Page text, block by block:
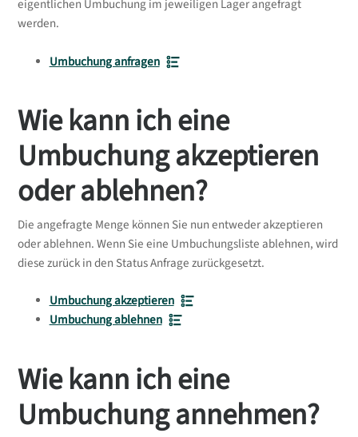
eigentlichen Umbuchung im jeweiligen Lager angefragt
werden.
Umbuchung anfragen
Wie kann ich eine
Umbuchung akzeptieren
oder ablehnen?
Die angefragte Menge können Sie nun entweder akzeptieren
oder ablehnen. Wenn Sie eine Umbuchungsliste ablehnen, wird
diese zurück in den Status Anfrage zurückgesetzt.
Umbuchung akzeptieren
Umbuchung ablehnen
Wie kann ich eine
Umbuchung annehmen?